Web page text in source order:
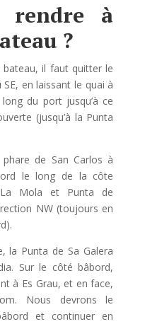
rendre à
?
il faut quitter le
en laissant le quai à
du port jusqu’à ce
(jusqu’à la Punta
de San Carlos à
le long de la côte
Mola et Punta de
NW (toujours en
la Punta de Sa Galera
Sur le côté bâbord,
à Es Grau, et en face,
Nous devrons le
et continuer en